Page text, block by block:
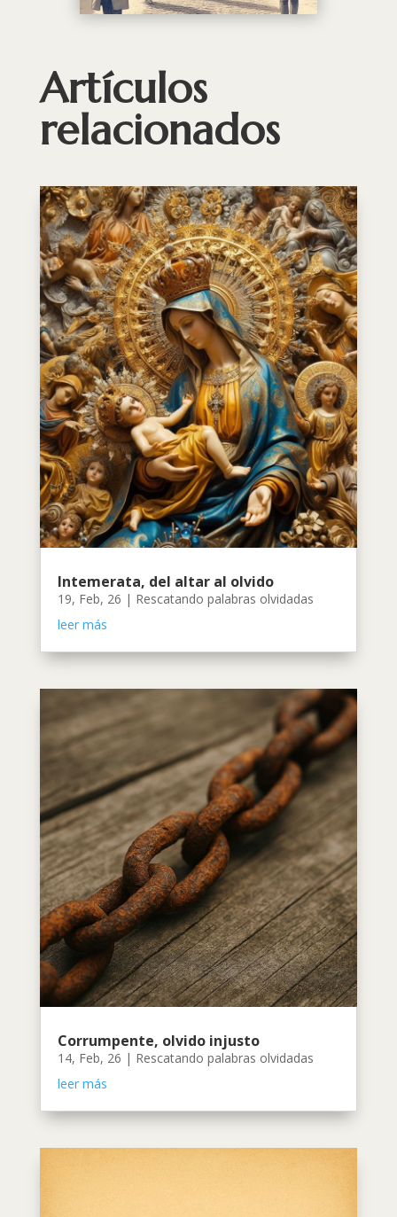
Artículos
relacionados
Intemerata, del altar al olvido
19, Feb, 26 | Rescatando palabras olvidadas
leer más
Corrumpente, olvido injusto
14, Feb, 26 | Rescatando palabras olvidadas
leer más